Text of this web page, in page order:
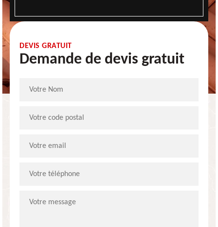
DEVIS GRATUIT
Demande de devis gratuit